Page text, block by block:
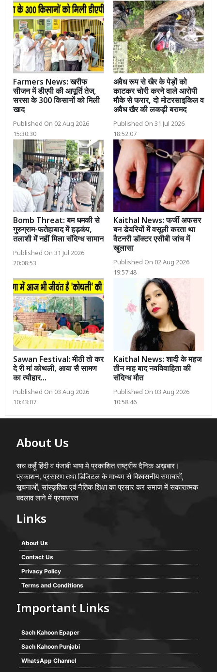
Farmers News: खरीफ
सीजन में डीएपी की आपूर्ति तेज,
सरसा के 300 किसानों को मिली
खाद
Published On 02 Aug 2026
15:30:30
अवैध रूप से खैर के पेड़ों को
काटकर चोरी करने वाले आरोपी
मौके से फरार, दो मोटरसाइकिल व
अवैध खैर की लकड़ी बरामद
Published On 31 Jul 2026
18:52:07
Bomb Threat: बम धमकी से
गुरुग्राम-फतेहाबाद में हड़कंप,
तलाशी में नहीं मिला संदिग्ध सामान
Published On 31 Jul 2026
20:08:53
Kaithal News: फर्जी अफसर
बन डेयरियों में वसूली करता था
वैटनरी डॉक्टर एसीबी जांच में
खुलासा
Published On 02 Aug 2026
19:57:48
Sawan Festival: मीठी तो कर
दे री मां कोथली, आया सै सामण
का त्यौहार...
Published On 03 Aug 2026
10:43:07
Kaithal News: शादी के महज
तीन माह बाद नवविवाहिता की
संदिग्ध मौत
Published On 03 Aug 2026
10:58:46
About Us
सच कहूँ हिंदी व पंजाबी भाषा मे प्रकाशित राष्ट्रीय दैनिक अख़बार।
प्रकाशन, प्रसारण तथा डिजिटल के माध्यम से विश्वसनीय समाचारों,
सूचनाओं, सांस्कृतिक एवं नैतिक शिक्षा का प्रसार कर समाज में सकारात्मक
बदलाव लाने में प्रयासरत
Links
About Us
Contact Us
Privacy Policy
Terms and Conditions
Important Links
Sach Kahoon Epaper
Sach Kahoon Punjabi
WhatsApp Channel